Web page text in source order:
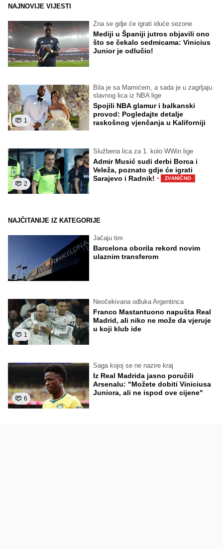
NAJNOVIJE VIJESTI
Zna se gdje će igrati iduće sezone
Mediji u Španiji jutros objavili ono
što se čekalo sedmicama: Vinicius
Junior je odlučio!
1
Bila je sa Mamićem, a sada je u zagrljaju
slavnog lica iz NBA lige
Spojili NBA glamur i balkanski
provod: Pogledajte detalje
raskošnog vjenčanja u Kaliforniji
2
Službena lica za 1. kolo WWin lige
Admir Musić sudi derbi Borca i
Veleža, poznato gdje će igrati
Sarajevo i Radnik! · ZVANIČNO
NAJČITANIJE IZ KATEGORIJE
Jačaju tim
Barcelona oborila rekord novim
ulaznim transferom
1
Neočekivana odluka Argentinca
Franco Mastantuono napušta Real
Madrid, ali niko ne može da vjeruje
u koji klub ide
6
Saga kojoj se ne nazire kraj
Iz Real Madrida jasno poručili
Arsenalu: "Možete dobiti Viniciusa
Juniora, ali ne ispod ove cijene"